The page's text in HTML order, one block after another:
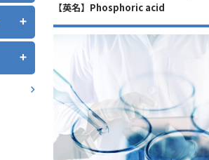
【英名】Phosphoric acid